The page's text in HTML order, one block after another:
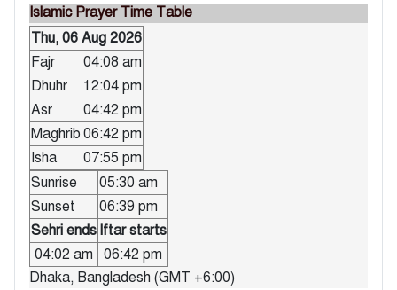
Islamic Prayer Time Table
Thu, 06 Aug 2026
Fajr
04:08 am
Dhuhr
12:04 pm
Asr
04:42 pm
Maghrib 06:42 pm
Isha
07:55 pm
Sunrise
05:30 am
Sunset
06:39 pm
Sehri ends Iftar starts
04:02 am
06:42 pm
Dhaka, Bangladesh (GMT +6:00)